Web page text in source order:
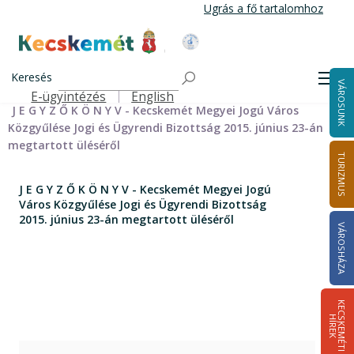
tartalomra
Ugrás a fő tartalomhoz
Kecskemét Város Honlapja
Keresés
Felső navigáció
E-ügyintézés English VÁROSUNK
TURIZMUS
VÁROSHÁZA
K
E
C
S
K
E
M
É
T
I
HÍ
R
E
K
Önkormányzat
Bizottságok 2014-2024
Jogi és Ügyrendi Bizottság 2014-2024
Jogi és Ügyrendi Bizottság jegyzőkönyvei 2014-2019
J E G Y Z Ő K Ö N Y V - Kecskemét Megyei Jogú Város
Közgyűlése Jogi és Ügyrendi Bizottság 2015. június 23-án
megtartott üléséről
J E G Y Z Ő K Ö N Y V - Kecskemét Megyei Jogú
Város Közgyűlése Jogi és Ügyrendi Bizottság
2015. június 23-án megtartott üléséről